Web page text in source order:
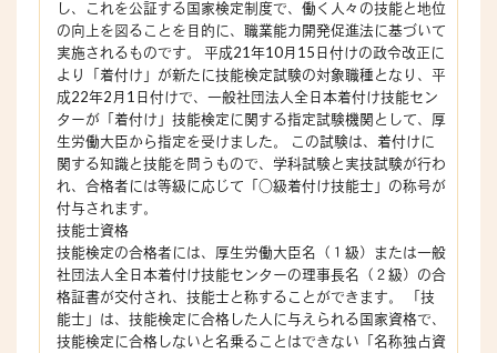
し、これを公証する国家検定制度で、働く人々の技能と地位
の向上を図ることを目的に、職業能力開発促進法に基づいて
実施されるものです。 平成21年10月15日付けの政令改正に
より「着付け」が新たに技能検定試験の対象職種となり、平
成22年2月1日付けで、一般社団法人全日本着付け技能セン
ターが「着付け」技能検定に関する指定試験機関として、厚
生労働大臣から指定を受けました。 この試験は、着付けに
関する知識と技能を問うもので、学科試験と実技試験が行わ
れ、合格者には等級に応じて「○級着付け技能士」の称号が
付与されます。
技能士資格
技能検定の合格者には、厚生労働大臣名（１級）または一般
社団法人全日本着付け技能センターの理事長名（２級）の合
格証書が交付され、技能士と称することができます。 「技
能士」は、技能検定に合格した人に与えられる国家資格で、
技能検定に合格しないと名乗ることはできない「名称独占資